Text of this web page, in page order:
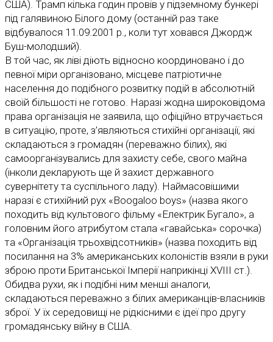
США). Трамп кілька годин провів у підземному бункері
під галявиною Білого дому (останній раз таке
відбувалося 11.09.2001 р., коли тут ховався Джордж
Буш-молодший).
В той час, як ліві діють відносно координовано і до
певної міри організовано, місцеве патріотичне
населення до подібного розвитку подій в абсолютній
своїй більшості не готово. Наразі жодна широковідома
права організація не заявила, що офіційно втручається
в ситуацію, проте, з’являються стихійні організації, які
складаються з громадян (переважно білих), які
самоорганізувались для захисту себе, свого майна
(інколи декларують ще й захист державного
сувернітету та суспільного ладу). Наймасовішими
наразі є стихійний рух «Вoogaloo boys» (назва якого
походить від культового фільму «Електрик Бугало», а
головним його атрибутом стала «гавайська» сорочка)
та «Організація трьохвідсотників» (назва походить від
посилання на 3% американських колоністів взяли в руки
зброю проти Британської Імперії наприкінці ХVІІІ ст.).
Обидва рухи, як і подібні ним менші аналоги,
складаються переважно з білих американців-власників
зброї. У їх середовищі не рідкісними є ідеї про другу
громадянську війну в США.